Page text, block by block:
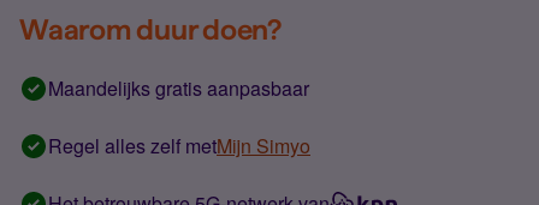
Waarom duur doen?
Maandelijks gratis aanpasbaar
Regel alles zelf metMijn Simyo